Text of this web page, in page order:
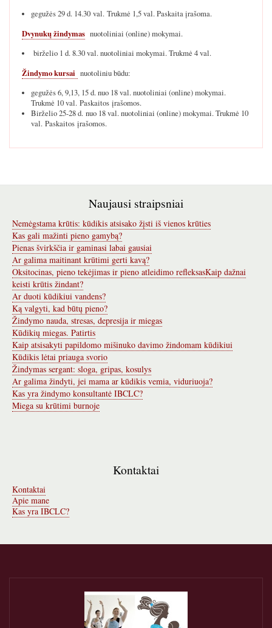
gegužės 29 d. 14.30 val. Trukmė 1,5 val. Paskaita įrašoma.
Dvynukų žindymas nuotoliniai (online) mokymai.
birželio 1 d. 8.30 val. nuotoliniai mokymai. Trukmė 4 val.
Žindymo kursai nuotoliniu būdu:
gegužės 6, 9,13, 15 d. nuo 18 val. nuotoliniai (online) mokymai.
Trukmė 10 val. Paskaitos įrašomos.
Birželio 25-28 d. nuo 18 val. nuotoliniai (online) mokymai. Trukmė 10
val. Paskaitos įrašomos.
Naujausi straipsniai
Nemėgstama krūtis: kūdikis atsisako žįsti iš vienos krūties
Kas gali mažinti pieno gamybą?
Pienas švirkščia ir gaminasi labai gausiai
Ar galima maitinant krūtimi gerti kavą?
Oksitocinas, pieno tekėjimas ir pieno atleidimo refleksasKaip dažnai
keisti krūtis žindant?
Ar duoti kūdikiui vandens?
Ką valgyti, kad būtų pieno?
Žindymo nauda, stresas, depresija ir miegas
Kūdikių miegas. Patirtis
Kaip atsisakyti papildomo mišinuko davimo žindomam kūdikiui
Kūdikis lėtai priauga svorio
Žindymas sergant: sloga, gripas, kosulys
Ar galima žindyti, jei mama ar kūdikis vemia, viduriuoja?
Kas yra žindymo konsultantė IBCLC?
Miega su krūtimi burnoje
Kontaktai
Kontaktai
Apie mane
Kas yra IBCLC?